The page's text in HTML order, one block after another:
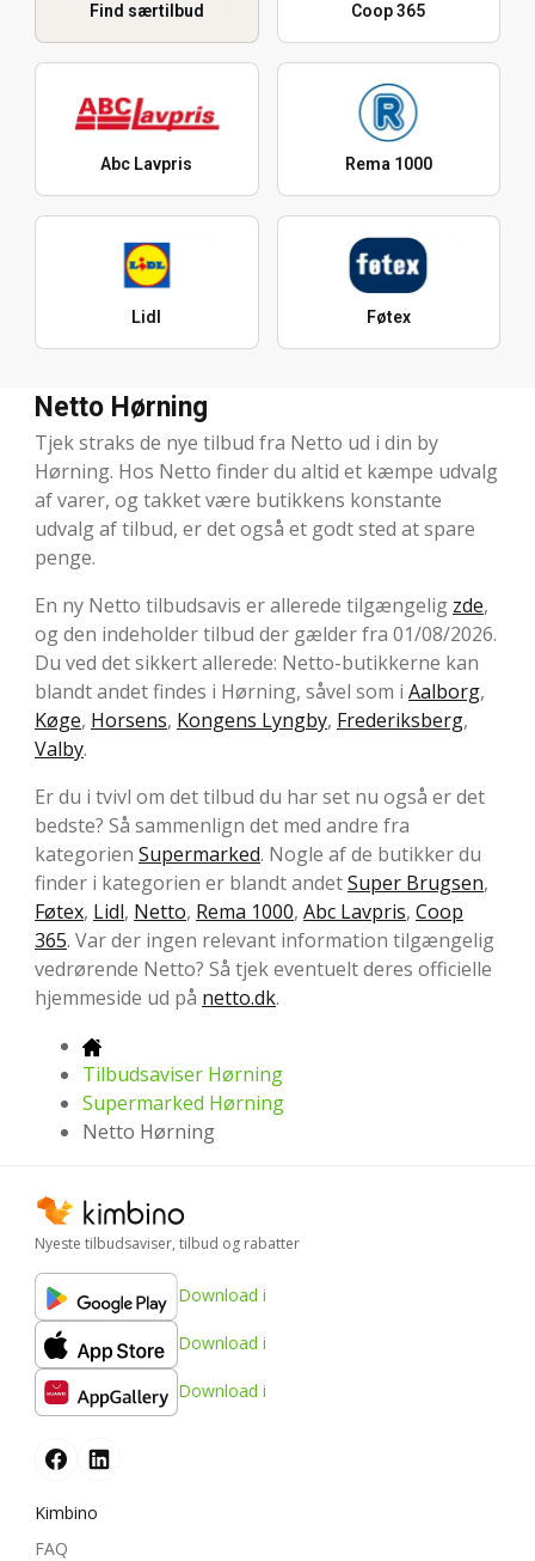
Find særtilbud Coop 365
Abc Lavpris Rema 1000
Lidl Føtex
Netto Hørning
Tjek straks de nye tilbud fra Netto ud i din by
Hørning. Hos Netto finder du altid et kæmpe udvalg
af varer, og takket være butikkens konstante
udvalg af tilbud, er det også et godt sted at spare
penge.
En ny Netto tilbudsavis er allerede tilgængelig zde,
og den indeholder tilbud der gælder fra 01/08/2026.
Du ved det sikkert allerede: Netto-butikkerne kan
blandt andet findes i Hørning, såvel som i Aalborg,
Køge, Horsens, Kongens Lyngby, Frederiksberg,
Valby.
Er du i tvivl om det tilbud du har set nu også er det
bedste? Så sammenlign det med andre fra
kategorien Supermarked. Nogle af de butikker du
finder i kategorien er blandt andetSuper Brugsen,
Føtex, Lidl, Netto, Rema 1000, Abc Lavpris, Coop
365. Var der ingen relevant information tilgængelig
vedrørende Netto? Så tjek eventuelt deres officielle
hjemmeside ud på netto.dk.
Tilbudsaviser Hørning
Supermarked Hørning
Netto Hørning
Nyeste tilbudsaviser, tilbud og rabatter
Download i
Download i
Download i
Kimbino
FAQ